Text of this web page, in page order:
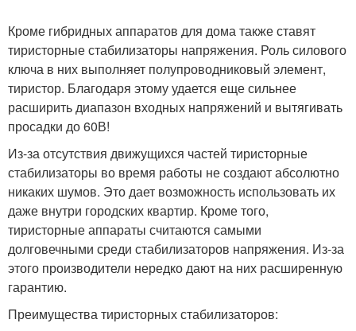
Кроме гибридных аппаратов для дома также ставят
тиристорные стабилизаторы напряжения. Роль силового
ключа в них выполняет полупроводниковый элемент,
тиристор. Благодаря этому удается еще сильнее
расширить диапазон входных напряжений и вытягивать
просадки до 60В!
Из-за отсутствия движущихся частей тиристорные
стабилизаторы во время работы не создают абсолютно
никаких шумов. Это дает возможность использовать их
даже внутри городских квартир. Кроме того,
тиристорные аппараты считаются самыми
долговечными среди стабилизаторов напряжения. Из-за
этого производители нередко дают на них расширенную
гарантию.
Преимущества тиристорных стабилизаторов: